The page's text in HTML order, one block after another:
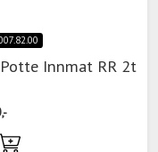
Innmat RR 2t